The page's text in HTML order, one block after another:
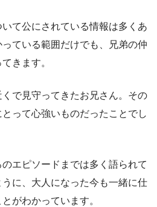
て公にされている情報は多くあ
ている範囲だけでも、兄弟の仲
きます。
で見守ってきたお兄さん。その
って心強いものだったことでし
エピソードまでは多く語られて
に、大人になった今も一緒に仕
がわかっています。